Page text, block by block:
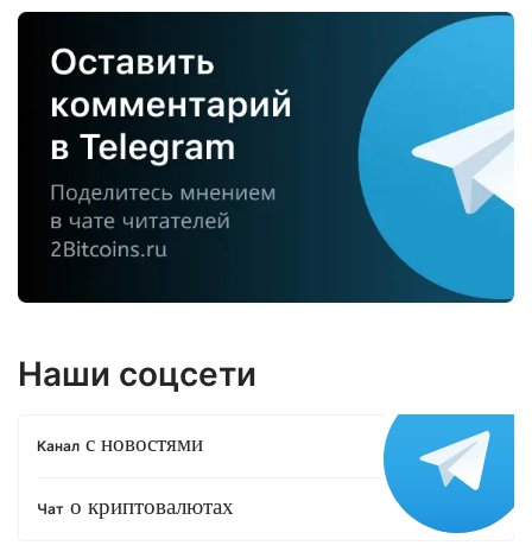
Наши соцсети
Канал с новостями
Чат о криптовалютах